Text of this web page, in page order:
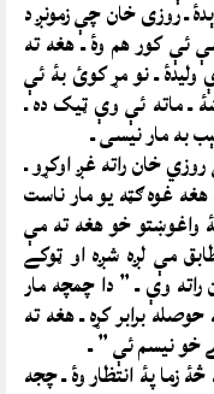
ـ روزی خان چې زمونږ د
ئې کور هم وۀ ـ هغه ته
ـ نو مړ کوئ بۀ ئې
ـ ماته ئې وې ټیک ده ـ
به مار نیسی ـ
خان راته غږ اوکړو ـ
غوه ګټه يو مار ناست
خو هغه ته مې
مې لږه شږه او ټوکے
وې ـ ” دا چمچه مار
برابر کړه ـ هغه ته
نیسم ئې ” ـ
زما پۀ انتظار وۀ ـ چجه